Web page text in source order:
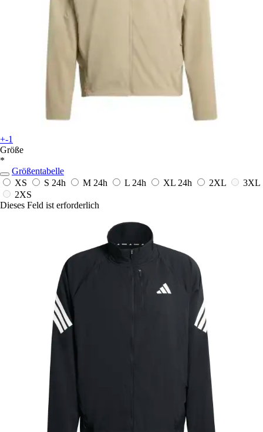
+-1
Größe
*
Größentabelle
XS
S 24h M 24h L 24h XL 24h 2XL
3XL
2XS
Dieses Feld ist erforderlich